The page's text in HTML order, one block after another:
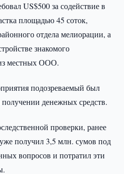
US$500 за содействие в
площадью 45 соток,
отдела мелиорации, а
знакомого
местных ООО.
подозреваемый был
денежных средств.
проверки, ранее
получил 3,5 млн. сумов под
вопросов и потратил эти